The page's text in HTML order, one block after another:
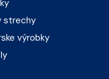
strechy
výrobky